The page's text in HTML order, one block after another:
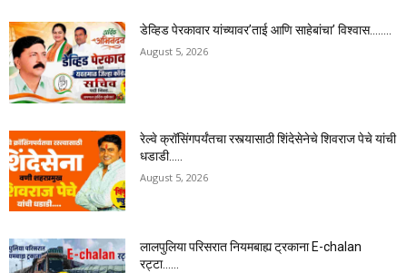
डेव्हिड पेरकावार यांच्यावर’ताई आणि साहेबांचा’ विश्वास……..
August 5, 2026
रेल्वे क्रॉसिंगपर्यंतचा रस्त्यासाठी शिंदेसेनेचे शिवराज पेचे यांची
धडाडी…..
August 5, 2026
लालपुलिया परिसरात नियमबाह्य ट्रकाना E-chalan
रट्टा……